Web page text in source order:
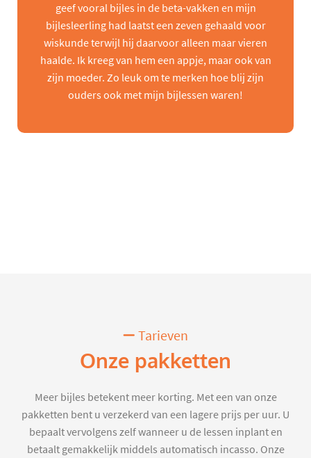
geef vooral bijles in de beta-vakken en mijn
bijlesleerling had laatst een zeven gehaald voor
wiskunde terwijl hij daarvoor alleen maar vieren
haalde. Ik kreeg van hem een appje, maar ook van
zijn moeder. Zo leuk om te merken hoe blij zijn
ouders ook met mijn bijlessen waren!
Tarieven
Onze pakketten
Meer bijles betekent meer korting. Met een van onze
pakketten bent u verzekerd van een lagere prijs per uur. U
bepaalt vervolgens zelf wanneer u de lessen inplant en
betaalt gemakkelijk middels automatisch incasso. Onze